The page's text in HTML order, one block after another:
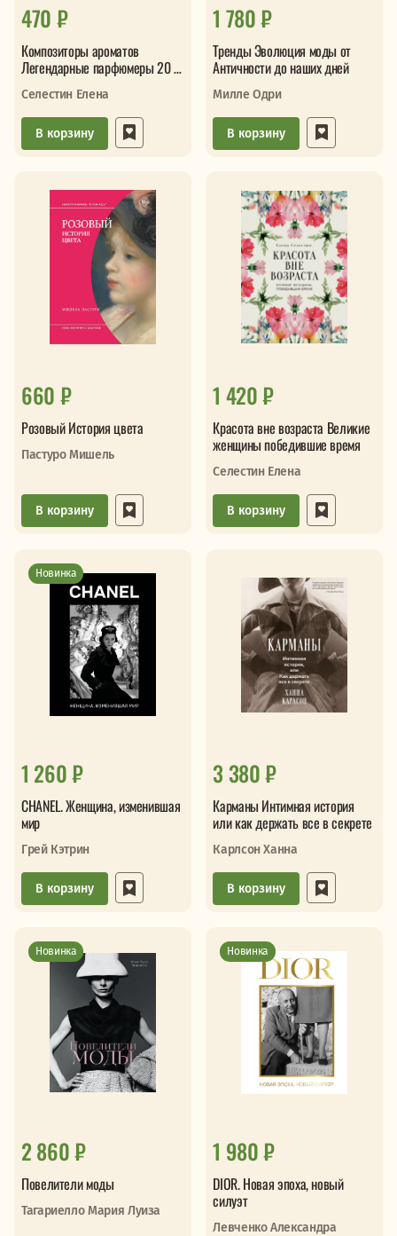
470 ₽
Композиторы ароматов
Легендарные парфюмеры 20 и
произведени
Селестин Елена
В корзину
1 780 ₽
Тренды Эволюция моды от
Античности до наших дней
Милле Одри
В корзину
660 ₽
Розовый История цвета
Пастуро Мишель
В корзину
1 420 ₽
Красота вне возраста Великие
женщины победившие время
Селестин Елена
В корзину
Новинка
1 260 ₽
CHANEL. Женщина, изменившая
мир
Грей Кэтрин
В корзину
3 380 ₽
Карманы Интимная история
или как держать все в секрете
Карлсон Ханна
В корзину
Новинка
2 860 ₽
Повелители моды
Тагариелло Мария Луиза
Новинка
1 980 ₽
DIOR. Новая эпоха, новый
силуэт
Левченко Александра